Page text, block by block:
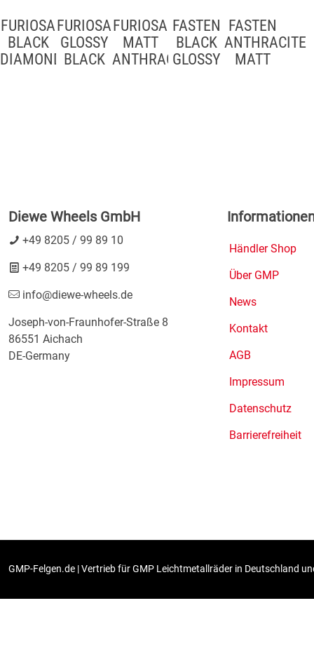
FURIOSA
BLACK
DIAMOND
FURIOSA
GLOSSY
BLACK
FURIOSA
MATT
ANTHRACITE
FASTEN
BLACK
GLOSSY
FASTEN
ANTHRACITE
MATT
Diewe Wheels GmbH
+49 8205 / 99 89 10
+49 8205 / 99 89 199
info@diewe-wheels.de
Joseph-von-Fraunhofer-Straße 8
86551 Aichach
DE-Germany
Händler Shop
Über GMP
News
Kontakt
AGB
Impressum
Datenschutz
Barrierefreiheit
GMP-Felgen.de | Vertrieb für GMP Leichtmetallräder in Deutschland